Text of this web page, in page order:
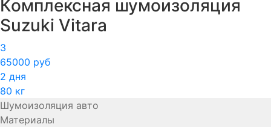
Комплексная шумоизоляция
Suzuki Vitara
3
65000 руб
2 дня
80 кг
Шумоизоляция авто
Материалы